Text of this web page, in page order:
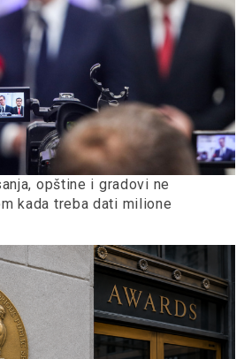
opštine i gradovi ne
kada treba dati milione